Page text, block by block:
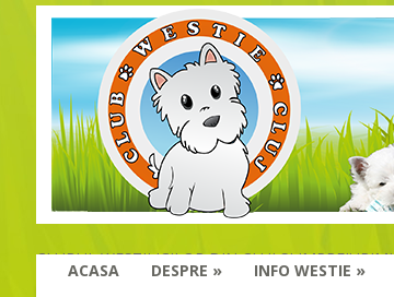
CLUBUL WESTILICILOR DIN CLUJ SI IMPREJURIMI
ACASA DESPRE » INFO WESTIE »